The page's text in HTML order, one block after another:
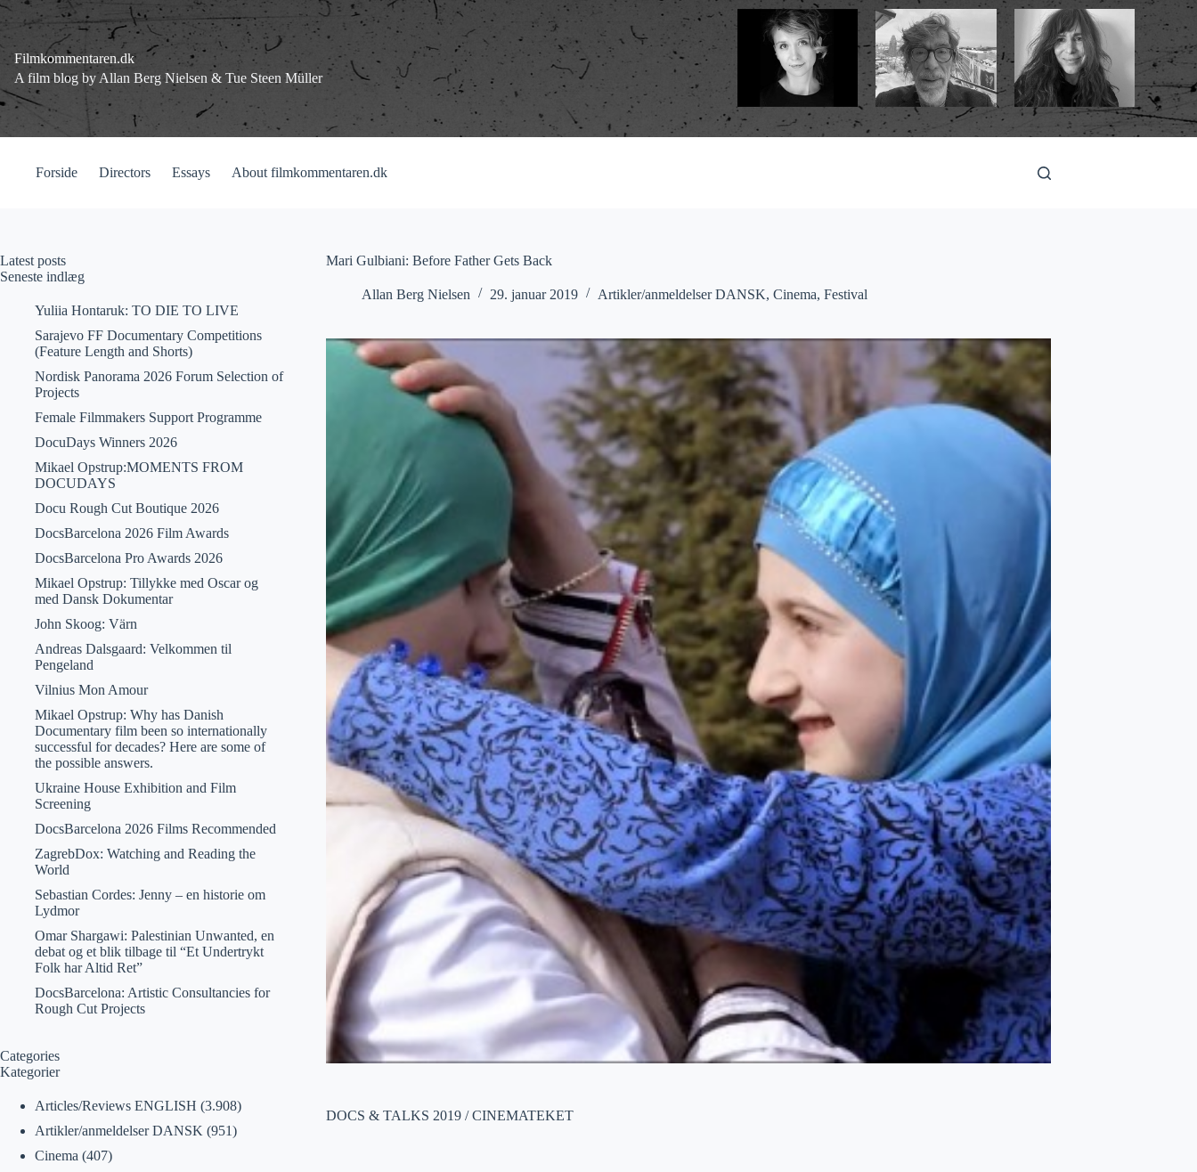
Fortsæt
til
indhold
Filmkommentaren.dk
A film blog by Allan Berg Nielsen & Tue Steen Müller
Forside Directors Essays About filmkommentaren.dk
Mari Gulbiani: Before Father Gets Back
Allan Berg Nielsen 29. januar 2019 Artikler/anmeldelser DANSK, Cinema, Festival
DOCS & TALKS 2019 / CINEMATEKET
Latest posts
Seneste indlæg
Yuliia Hontaruk: TO DIE TO LIVE
Sarajevo FF Documentary Competitions
(Feature Length and Shorts)
Nordisk Panorama 2026 Forum Selection of
Projects
Female Filmmakers Support Programme
DocuDays Winners 2026
Mikael Opstrup:MOMENTS FROM
DOCUDAYS
Docu Rough Cut Boutique 2026
DocsBarcelona 2026 Film Awards
DocsBarcelona Pro Awards 2026
Mikael Opstrup: Tillykke med Oscar og
med Dansk Dokumentar
John Skoog: Värn
Andreas Dalsgaard: Velkommen til
Pengeland
Vilnius Mon Amour
Mikael Opstrup: Why has Danish
Documentary film been so internationally
successful for decades? Here are some of
the possible answers.
Ukraine House Exhibition and Film
Screening
DocsBarcelona 2026 Films Recommended
ZagrebDox: Watching and Reading the
World
Sebastian Cordes: Jenny – en historie om
Lydmor
Omar Shargawi: Palestinian Unwanted, en
debat og et blik tilbage til “Et Undertrykt
Folk har Altid Ret”
DocsBarcelona: Artistic Consultancies for
Rough Cut Projects
Categories
Kategorier
Articles/Reviews ENGLISH (3.908)
Artikler/anmeldelser DANSK (951)
Cinema (407)